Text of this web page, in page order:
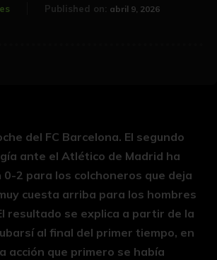
Published on: abril 9, 2026
del FC Barcelona. El segundo
ante el Atlético de Madrid ha
0-2 para los colchoneros que deja
cuesta arriba para los hombres
resultado se explica a partir de la
al final del primer tiempo, en
acción que primero se había